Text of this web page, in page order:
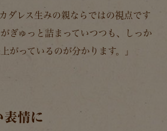
ダレス生みの親ならではの視点です
ぎゅっと詰まっていつつも、しっか
がっているのが分かります。」
表情に